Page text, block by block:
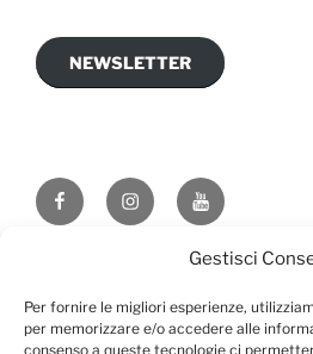
Gestisci
Per fornire le migliori esperienze,
per memorizzare e/o accedere alle
consenso a queste tecnologie ci
NEWSLETTER
Proudly powered by